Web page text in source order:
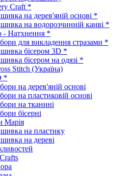
Craft *
на дерев'яній основі *
на водорозчинній канві *
- Натхнення *
для викладення стразами *
бісером 3D *
бісером на одязі *
Stitch (Україна)
*
на дерев'яній основі
на пластиковій основі
на тканині
бісерні
Марія
на пластику
на дереві